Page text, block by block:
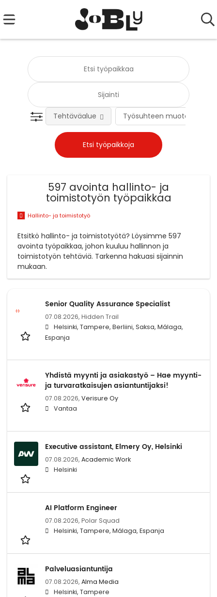
Työsuhteen muoto
Tehtäväalue
597 avointa hallinto- ja
toimistotyön työpaikkaa
Hallinto- ja toimistotyö
Etsitkö hallinto- ja toimistotyötä? Löysimme 597
avointa työpaikkaa, johon kuuluu hallinnon ja
toimistotyön tehtäviä. Tarkenna hakuasi sijainnin
mukaan.
Senior Quality Assurance Specialist
07.08.2026, Hidden Trail
Helsinki, Tampere, Berliini, Saksa, Málaga,
Espanja
Yhdistä myynti ja asiakastyö – Hae myynti-
ja turvaratkaisujen asiantuntijaksi!
07.08.2026, Verisure Oy
Vantaa
Executive assistant, Elmery Oy, Helsinki
07.08.2026, Academic Work
Helsinki
AI Platform Engineer
07.08.2026, Polar Squad
Helsinki, Tampere, Málaga, Espanja
Palveluasiantuntija
07.08.2026, Alma Media
Helsinki, Tampere